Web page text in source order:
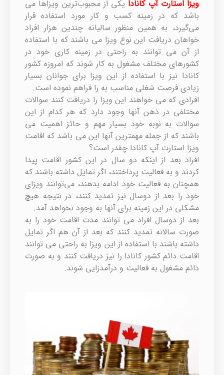
ویزا استارت آپ کانادا یکی از محبوب‌ترین ویزاها می
باشد که در زمینه کسب و کار مورد استفاده قرار
می‌گیرد، به همین منظور سالیانه چندین هزار افراد
خواهان دریافت این نوع ویزا می باشند که با استفاده
از آن می توانند به راحتی در زمینه کاری خود در
کشورهای مختلف مشغول به کار شوند که امروزه کشور
کانادا نیز با استفاده از این ویزا برای جوانان بسیار
زیادی فرصت شغلی مناسب به را فراهم نموده است.
افرادی که می خواهند این ویزا را دریافت کنند سوالات
مختلفی در ذهن آنها وجود دارد که هر کدام از این
سوالات به نوبه خود بسیار مهم و حائز اهمیت می
باشند که از جمله مهمترین آنها این می باشد که اقامت
ویزا استارت آپ کانادا چقدر است؟
افراد بعد از اینکه دو سال در این کشور اقامت پیدا
کردند و به فعالیت پرداختند، اگر تمایل داشته باشند که
همچنان به فعالیت خود ادامه بدهند، می‌توانند ویزای
خود را بعد از دوسال نیز تمدید کنند، در نتیجه هیچ
مشکلی در این زمینه برای آنها به وجود نخواهد آمد.
بعد از دوسال افراد می توانند مدت اقامت خود را به
صورت سالانه تمدید کنند که بعد از آن هم اگر تمایل
داشته باشند با استفاده از این ویزا به راحتی می توانند
اقامت دائم کشور کانادا را نیز دریافت کنند و به صورت
دائم مشغول به فعالیت و درآمدزایی شوند.